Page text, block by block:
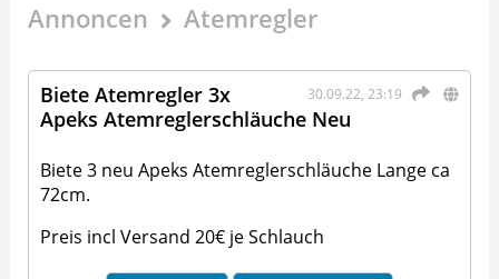
Annoncen Atemregler
30.09.22, 23:19
Biete Atemregler 3x
Apeks Atemreglerschläuche Neu
Biete 3 neu Apeks Atemreglerschläuche Lange ca
72cm.
Preis incl Versand 20€ je Schlauch